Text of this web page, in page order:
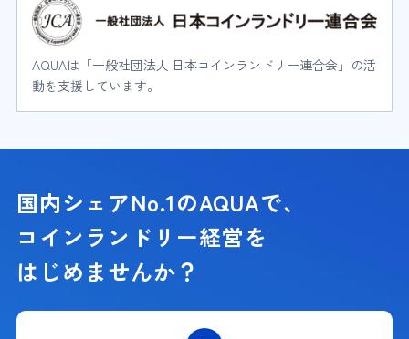
AQUAは「一般社団法人 日本コインランドリー連合会」の活
動を支援しています。
国内シェアNo.1のAQUAで、
コインランドリー経営を
はじめませんか？